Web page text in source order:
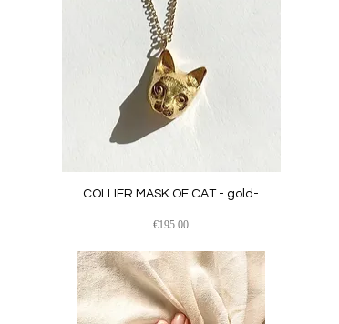
クイックビュー
COLLIER MASK OF CAT - gold-
価格
€195.00